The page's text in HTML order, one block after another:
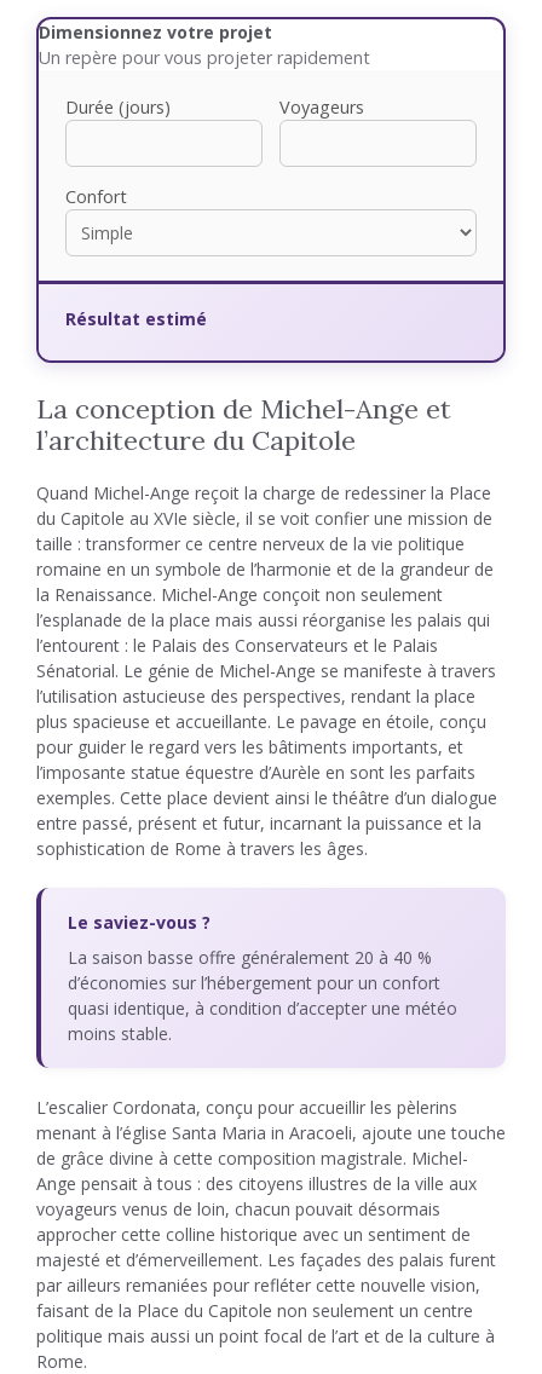
Dimensionnez votre projet
Un repère pour vous projeter rapidement
Durée (jours) Voyageurs
Confort
Résultat estimé
La conception de Michel-Ange et
l’architecture du Capitole
Quand Michel-Ange reçoit la charge de redessiner la Place
du Capitole au XVIe siècle, il se voit confier une mission de
taille : transformer ce centre nerveux de la vie politique
romaine en un symbole de l’harmonie et de la grandeur de
la Renaissance. Michel-Ange conçoit non seulement
l’esplanade de la place mais aussi réorganise les palais qui
l’entourent : le Palais des Conservateurs et le Palais
Sénatorial. Le génie de Michel-Ange se manifeste à travers
l’utilisation astucieuse des perspectives, rendant la place
plus spacieuse et accueillante. Le pavage en étoile, conçu
pour guider le regard vers les bâtiments importants, et
l’imposante statue équestre d’Aurèle en sont les parfaits
exemples. Cette place devient ainsi le théâtre d’un dialogue
entre passé, présent et futur, incarnant la puissance et la
sophistication de Rome à travers les âges.
Le saviez-vous ?
La saison basse offre généralement 20 à 40 %
d’économies sur l’hébergement pour un confort
quasi identique, à condition d’accepter une météo
moins stable.
L’escalier Cordonata, conçu pour accueillir les pèlerins
menant à l’église Santa Maria in Aracoeli, ajoute une touche
de grâce divine à cette composition magistrale. Michel-
Ange pensait à tous : des citoyens illustres de la ville aux
voyageurs venus de loin, chacun pouvait désormais
approcher cette colline historique avec un sentiment de
majesté et d’émerveillement. Les façades des palais furent
par ailleurs remaniées pour refléter cette nouvelle vision,
faisant de la Place du Capitole non seulement un centre
politique mais aussi un point focal de l’art et de la culture à
Rome.